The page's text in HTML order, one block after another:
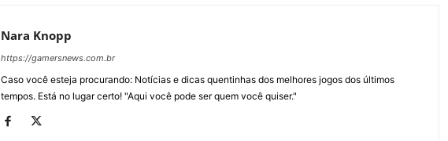
Nara Knopp
https://gamersnews.com.br
Caso você esteja procurando: Notícias e dicas quentinhas dos melhores jogos dos últimos
tempos. Está no lugar certo! "Aqui você pode ser quem você quiser."